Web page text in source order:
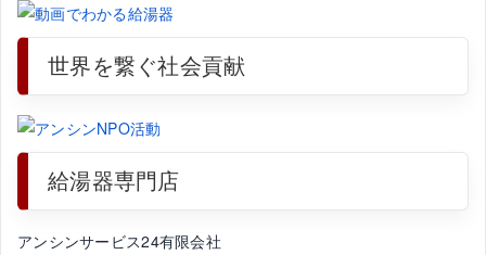
世界を繋ぐ社会貢献
給湯器専門店
アンシンサービス24有限会社